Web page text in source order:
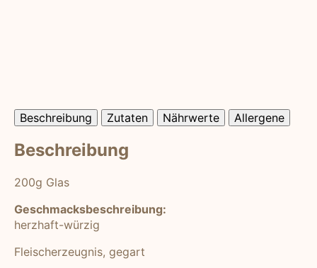
Beschreibung Zutaten Nährwerte Allergene
Beschreibung
200g Glas
Geschmacksbeschreibung:
herzhaft-würzig
Fleischerzeugnis, gegart